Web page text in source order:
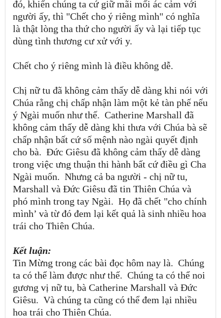
đó, khiến chúng ta cứ giữ mãi mối ác cảm với
người ấy, thì "Chết cho ý riêng mình" có nghĩa
là thật lòng tha thứ cho người ấy và lại tiếp tục
dùng tình thương cư xử với y.
Chết cho ý riêng mình là điều không dễ.
Chị nữ tu đã không cảm thấy dễ dàng khi nói với
Chúa rằng chị chấp nhận làm một kẻ tàn phế nếu
ý Ngài muốn như thế. Catherine Marshall đã
không cảm thấy dễ dàng khi thưa với Chúa bà sẽ
chấp nhận bất cứ số mệnh nào ngài quyết định
cho bà. Đức Giêsu đã không cảm thấy dễ dàng
trong việc ưng thuận thi hành bất cứ điều gì Cha
Ngài muốn. Nhưng cả ba người - chị nữ tu,
Marshall và Đức Giêsu đã tin Thiên Chúa và
phó mình trong tay Ngài. Họ đã chết "cho chính
mình’ và từ đó đem lại kết quả là sinh nhiều hoa
trái cho Thiên Chúa.
Kết luận:
Tin Mừng trong các bài đọc hôm nay là. Chúng
ta có thể làm được như thế. Chúng ta có thể noi
gương vị nữ tu, bà Catherine Marshall và Đức
Giêsu. Và chúng ta cũng có thể đem lại nhiều
hoa trái cho Thiên Chúa.